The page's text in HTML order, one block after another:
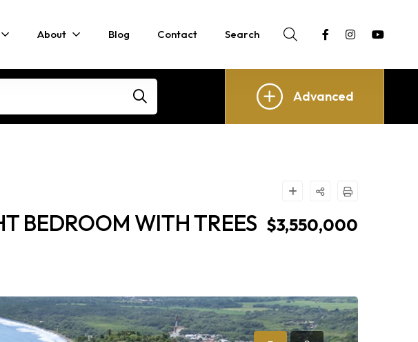
About Blog Contact Search
Advanced
BEDROOM WITH TREES $3,550,000